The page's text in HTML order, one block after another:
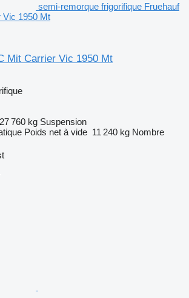
semi-remorque frigorifique Fruehauf
Vic 1950 Mt
Mit Carrier Vic 1950 Mt
27 760 kg Suspension
Poids net à vide 11 240 kg Nombre